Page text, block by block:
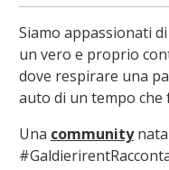
Siamo appassionati
un vero e proprio
dove respirare una
auto di un tempo che
Una communitynata